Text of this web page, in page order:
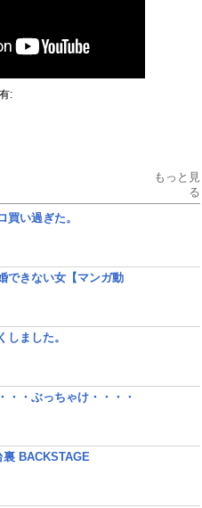
:
もっと見
る
買い過ぎた。
できない女【マンガ動
しました。
・・ぶっちゃけ・・・・
BACKSTAGE